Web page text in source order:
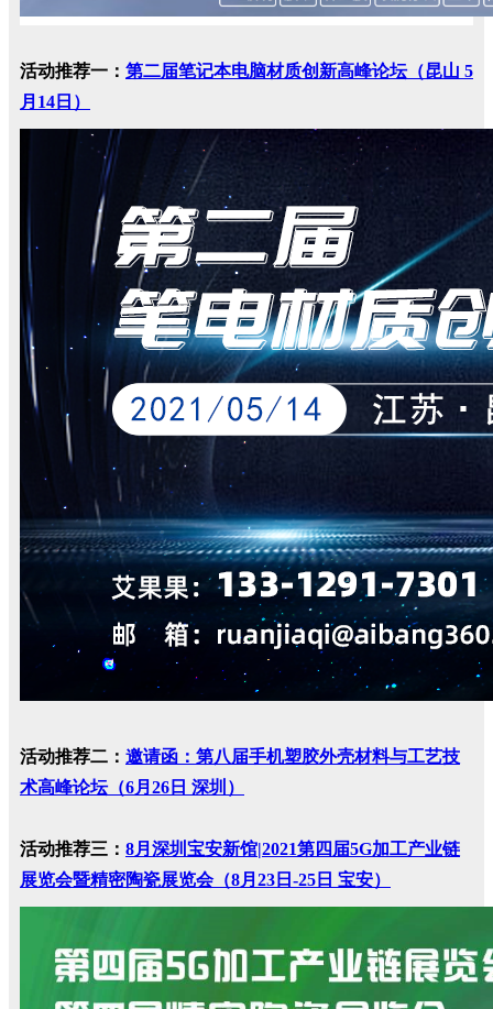
活动推荐一： 第二届笔记本电脑材质创新高峰论坛（昆山 5
月14日）
活动推荐二： 邀请函：第八届手机塑胶外壳材料与工艺技
术高峰论坛（6月26日 深圳）
活动推荐三： 8月深圳宝安新馆|2021第四届5G加工产业链
展览会暨精密陶瓷展览会（8月23日-25日 宝安）